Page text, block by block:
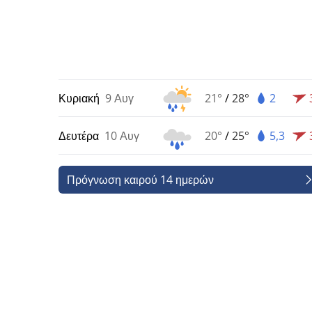
Κυριακή 9 Αυγ 21° /28° 2
Δευτέρα 10 Αυγ 20° /25° 5,3
Πρόγνωση καιρού 14 ημερών